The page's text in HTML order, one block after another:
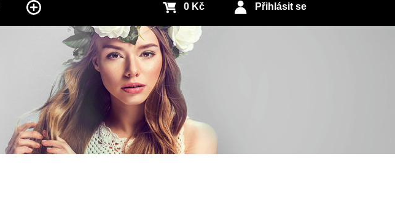
Přihlásit se
0 Kč